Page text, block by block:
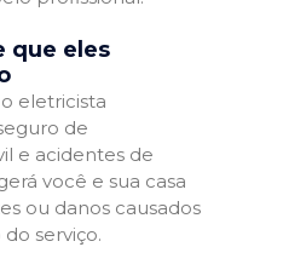
que eles
eletricista
de
e acidentes de
você e sua casa
ou danos causados
serviço.